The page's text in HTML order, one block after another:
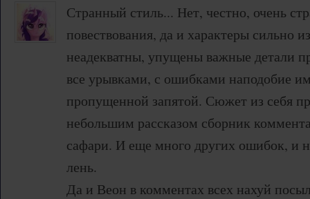
Странный стиль... Нет, честно, очень
повествования, да и характеры сильно
неадекватны, упущены важные детали
все урывками, с ошибками наподобие
пропущенной запятой. Сюжет из себя
небольшим рассказом сборник
сафари. И еще много других ошибок, и
лень.
Да и Веон в комментах всех нахуй